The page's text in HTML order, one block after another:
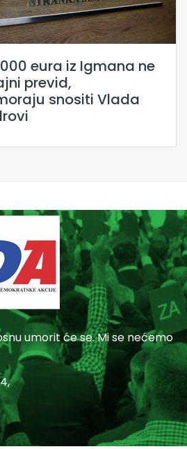
eura iz Igmana ne
previd,
snositi Vlada
umorit će se. Mi se nećemo